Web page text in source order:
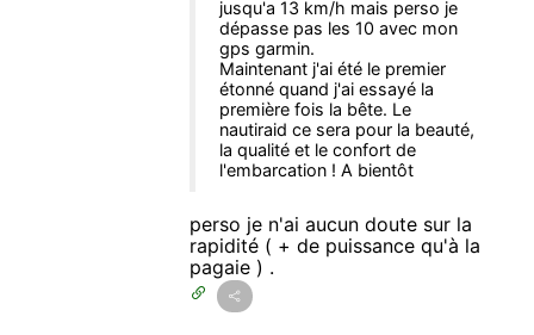
jusqu'a 13 km/h mais perso je
dépasse pas les 10 avec mon
gps garmin.
Maintenant j'ai été le premier
étonné quand j'ai essayé la
première fois la bête. Le
nautiraid ce sera pour la beauté,
la qualité et le confort de
l'embarcation ! A bientôt
perso je n'ai aucun doute sur la
rapidité ( + de puissance qu'à la
pagaie ) .